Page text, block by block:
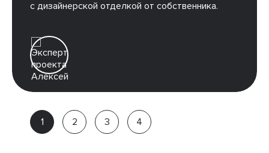
с дизайнерской отделкой от собственника.
Партнёр
компании